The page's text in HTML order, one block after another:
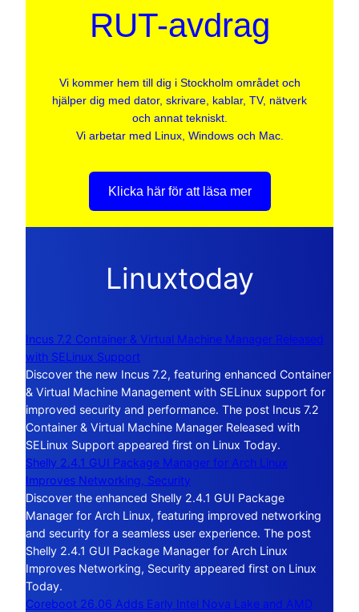
RUT-avdrag
Vi kommer hem till dig i Stockholm området och
hjälper dig med dator, skrivare, kablar, TV, nätverk
och annat tekniskt.
Vi arbetar med Linux, Windows och Mac.
Klicka här för att läsa mer
Linuxtoday
Incus 7.2 Container & Virtual Machine Manager Released
with SELinux Support
Discover the new Incus 7.2, featuring enhanced Container
& Virtual Machine Management with SELinux support for
improved security and performance. The post Incus 7.2
Container & Virtual Machine Manager Released with
SELinux Support appeared first on Linux Today.
Shelly 2.4.1 GUI Package Manager for Arch Linux
Improves Networking, Security
Discover the enhanced Shelly 2.4.1 GUI Package
Manager for Arch Linux, featuring improved networking
and security for a seamless user experience. The post
Shelly 2.4.1 GUI Package Manager for Arch Linux
Improves Networking, Security appeared first on Linux
Today.
Coreboot 26.06 Adds Early Intel Nova Lake and AMD